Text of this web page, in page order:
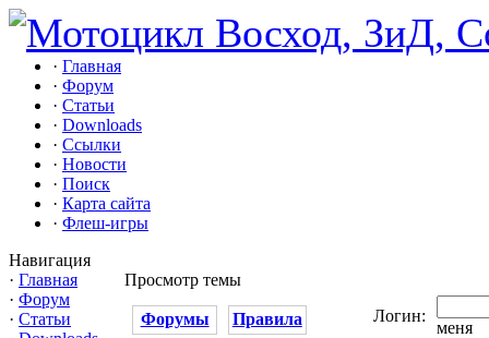
· Главная
· Форум
· Статьи
· Downloads
· Ссылки
· Новости
· Поиск
· Карта сайта
· Флеш-игры
Навигация
· Главная
· Форум
· Статьи
Просмотр темы
Форумы
Правила
Логин:
меня